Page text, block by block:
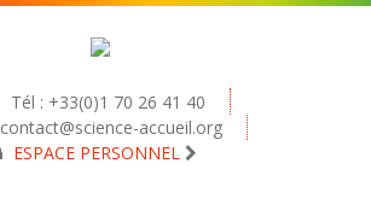
Tél : +33(0)1 70 26 41 40
contact@science-accueil.org
ESPACE PERSONNEL